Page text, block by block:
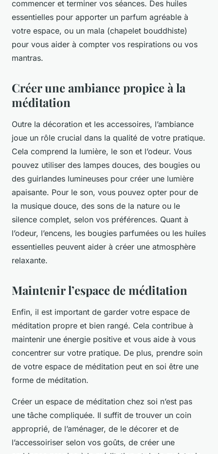
commencer et terminer vos séances. Des huiles
essentielles pour apporter un parfum agréable à
votre espace, ou un mala (chapelet bouddhiste)
pour vous aider à compter vos respirations ou vos
mantras.
Créer une ambiance propice à la
méditation
Outre la décoration et les accessoires, l’ambiance
joue un rôle crucial dans la qualité de votre pratique.
Cela comprend la lumière, le son et l’odeur. Vous
pouvez utiliser des lampes douces, des bougies ou
des guirlandes lumineuses pour créer une lumière
apaisante. Pour le son, vous pouvez opter pour de
la musique douce, des sons de la nature ou le
silence complet, selon vos préférences. Quant à
l’odeur, l’encens, les bougies parfumées ou les huiles
essentielles peuvent aider à créer une atmosphère
relaxante.
Maintenir l’espace de méditation
Enfin, il est important de garder votre espace de
méditation propre et bien rangé. Cela contribue à
maintenir une énergie positive et vous aide à vous
concentrer sur votre pratique. De plus, prendre soin
de votre espace de méditation peut en soi être une
forme de méditation.
Créer un espace de méditation chez soi n’est pas
une tâche compliquée. Il suffit de trouver un coin
approprié, de l’aménager, de le décorer et de
l’accessoiriser selon vos goûts, de créer une